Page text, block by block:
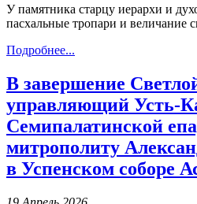
У памятника старцу иерархи и
пасхальные тропари и величание
Подробнее...
В завершение
управляющий Усть-
Семипалатинской
митрополиту
в Успенском соборе